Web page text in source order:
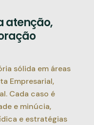
atenção,
sólida em áreas
Empresarial,
Cada caso é
e minúcia,
e estratégias